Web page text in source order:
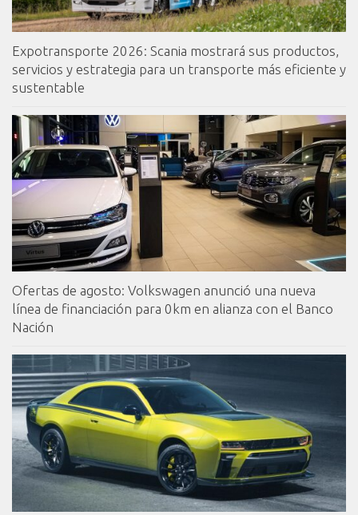
Expotransporte 2026: Scania mostrará sus productos,
servicios y estrategia para un transporte más eficiente y
sustentable
Ofertas de agosto: Volkswagen anunció una nueva
línea de financiación para 0km en alianza con el Banco
Nación